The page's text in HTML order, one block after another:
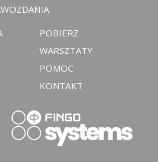
POBIERZ
WARSZTATY
POMOC
KONTAKT